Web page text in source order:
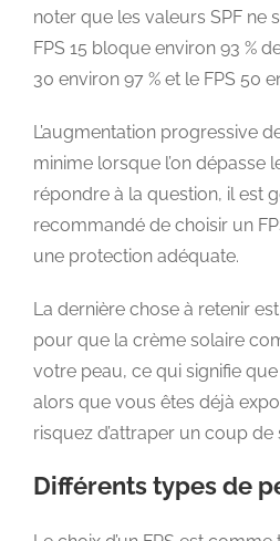
noter que les valeurs SPF ne
FPS 15 bloque environ 93 %
30 environ 97 % et le FPS 50
L’augmentation progressive
minime lorsque l’on dépasse
répondre à la question, il est
recommandé de choisir un
une protection adéquate.
La dernière chose à retenir
pour que la crème solaire
votre peau, ce qui signifie
alors que vous êtes déjà
risquez d’attraper un coup de
Différents types de